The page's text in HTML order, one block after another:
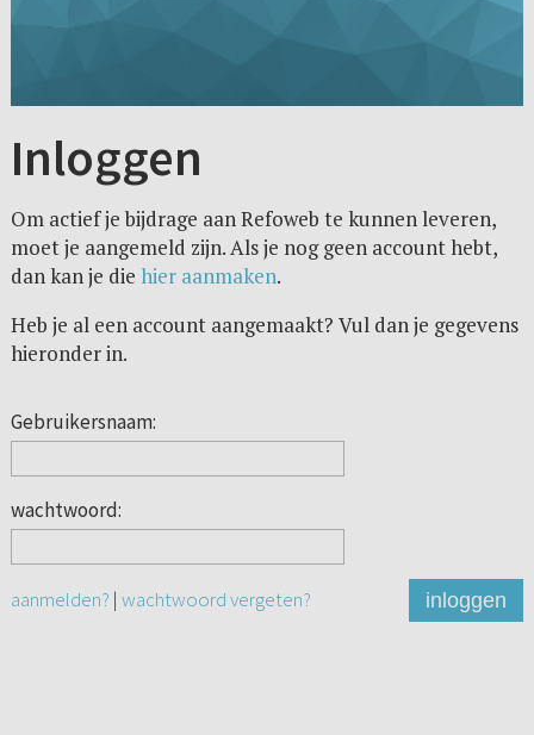
Inloggen
Om actief je bijdrage aan Refoweb te kunnen leveren,
moet je aangemeld zijn. Als je nog geen account hebt,
dan kan je die hier aanmaken.
Heb je al een account aangemaakt? Vul dan je gegevens
hieronder in.
Gebruikersnaam:
wachtwoord:
aanmelden? | wachtwoord vergeten? inloggen